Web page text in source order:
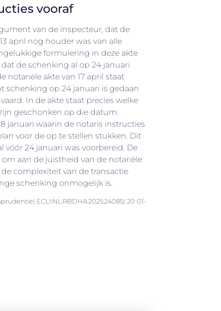
vooraf
van de inspecteur, dat de
april nog houder was van alle
formulering in deze akte
de schenking al op 24 januari
notariële akte van 17 april staat
schenking op 24 januari is gedaan
In de akte staat precies welke
geschonken op die datum.
januari waarin de notaris instructies
voor de op te stellen stukken. Dit
24 januari was voorbereid. De
aan de juistheid van de notariële
complexiteit van de transactie
schenking onmogelijk is.
ECLI:NL:RBDHA:2025:24085| 20-01-